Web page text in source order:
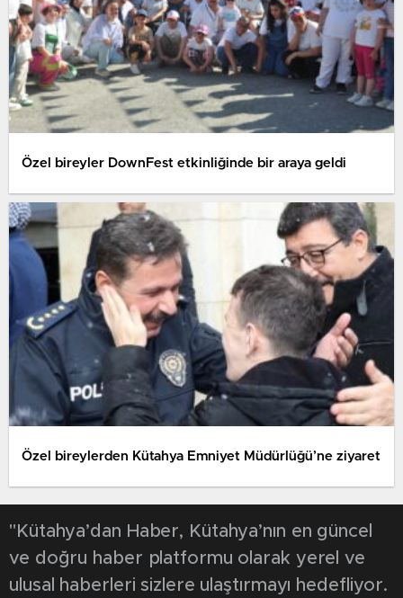
Özel bireyler DownFest etkinliğinde bir araya geldi
Özel bireylerden Kütahya Emniyet Müdürlüğü’ne ziyaret
"Kütahya’dan Haber, Kütahya’nın en güncel
ve doğru haber platformu olarak yerel ve
ulusal haberleri sizlere ulaştırmayı hedefliyor.